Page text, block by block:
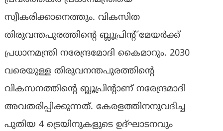
സ്വീകരിക്കാനെത്തും. വികസിത
തിരുവന്തപുരത്തിന്റെ ബ്ലൂപ്രിന്റ് മേയര്‍ക്ക്
പ്രധാനമന്ത്രി നരേന്ദ്രമോദി കൈമാറും. 2030
വരെയുള്ള തിരുവനന്തപുരത്തിന്റെ
വികസനത്തിന്റെ ബ്ലൂപ്രിന്റാണ് നരേന്ദ്രമാദി
അവതരിപ്പിക്കുന്നത്. കേരളത്തിനനുവദിച്ച
പുതിയ 4 ട്രെയിനുകളുടെ ഉദ്ഘാടനവും